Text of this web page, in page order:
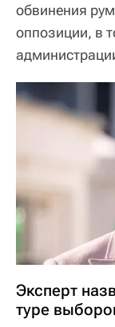
обвинения
оппозиции, в
Эксперт
туре